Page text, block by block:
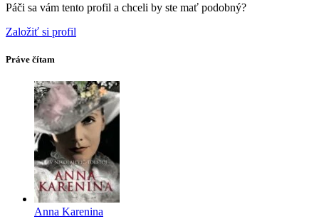
Páči sa vám tento profil a chceli by ste mať podobný?
Založiť si profil
Práve čítam
Anna Karenina